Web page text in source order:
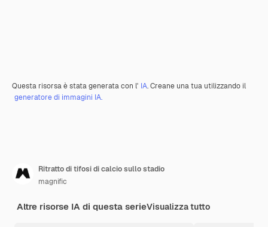
Questa risorsa è stata generata con l' IA. Creane una tua utilizzando il
generatore di immagini IA.
Ritratto di tifosi di calcio sullo stadio
magnific
Altre risorse IA di questa serieVisualizza tutto